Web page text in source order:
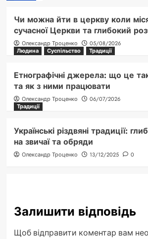
Чи можна йти в церкву коли
сучасної Церкви та глибокий
Олександр Троценко
05/08/2026
Людина
Суспільство Традиції
Етнографічні джерела: що це
та як з ними працювати
Олександр Троценко
06/07/2026
Традиції
Українські різдвяні традиції:
на звичаї та обряди
Олександр Троценко 13/12/2025 0
Залишити відповідь
Щоб відправити коментар вам